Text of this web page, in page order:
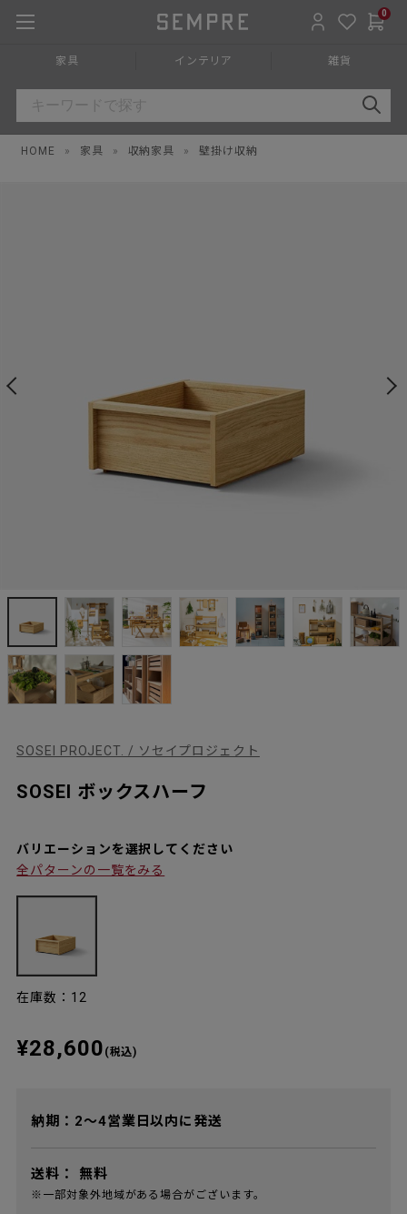
0
家具 インテリア 雑貨
HOME » 家具 » 収納家具 » 壁掛け収納
SOSEI PROJECT. / ソセイプロジェクト
SOSEI ボックスハーフ
バリエーションを選択してください
全パターンの一覧をみる
在庫数：12
¥28,600 (税込)
納期：2～4営業日以内に発送
送料： 無料
※一部対象外地域がある場合がございます。